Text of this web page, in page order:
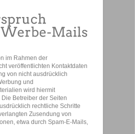
im Rahmen der
veröffentlichten Kontaktdaten
von nicht ausdrücklich
und
wird hiermit
Betreiber der Seiten
rechtliche Schritte
Zusendung von
etwa durch Spam-E-Mails,